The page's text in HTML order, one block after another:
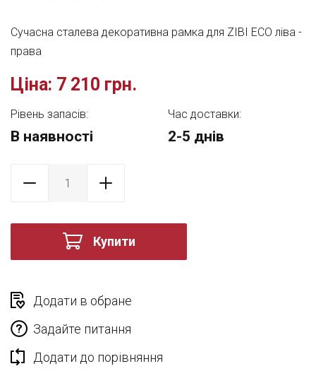
Сучасна сталева декоративна рамка для ZIBI ECO ліва -
права
Ціна: 7 210 грн.
Рівень запасів:
В наявності
Час доставки:
2-5 днів
Купити
Додати в обране
Задайте питання
Додати до порівняння